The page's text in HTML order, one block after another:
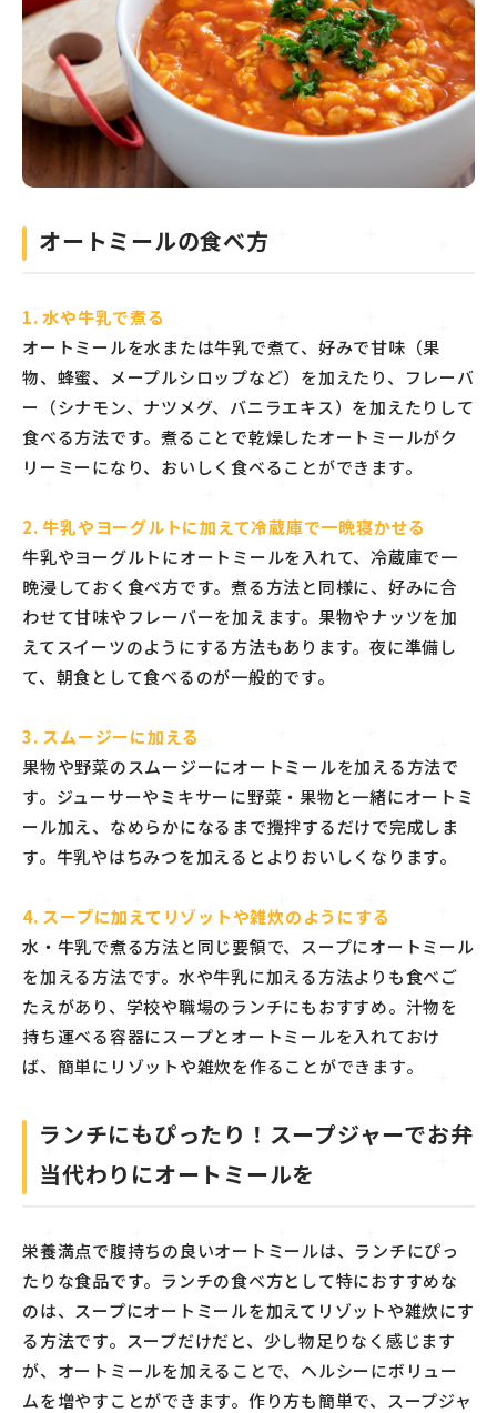
オートミールの食べ方
1. 水や牛乳で煮る
オートミールを水または牛乳で煮て、好みで甘味（果
物、蜂蜜、メープルシロップなど）を加えたり、フレーバ
ー（シナモン、ナツメグ、バニラエキス）を加えたりして
食べる方法です。煮ることで乾燥したオートミールがク
リーミーになり、おいしく食べることができます。
2. 牛乳やヨーグルトに加えて冷蔵庫で一晩寝かせる
牛乳やヨーグルトにオートミールを入れて、冷蔵庫で一
晩浸しておく食べ方です。煮る方法と同様に、好みに合
わせて甘味やフレーバーを加えます。果物やナッツを加
えてスイーツのようにする方法もあります。夜に準備し
て、朝食として食べるのが一般的です。
3. スムージーに加える
果物や野菜のスムージーにオートミールを加える方法で
す。ジューサーやミキサーに野菜・果物と一緒にオートミ
ール加え、なめらかになるまで攪拌するだけで完成しま
す。牛乳やはちみつを加えるとよりおいしくなります。
4. スープに加えてリゾットや雑炊のようにする
水・牛乳で煮る方法と同じ要領で、スープにオートミール
を加える方法です。水や牛乳に加える方法よりも食べご
たえがあり、学校や職場のランチにもおすすめ。汁物を
持ち運べる容器にスープとオートミールを入れておけ
ば、簡単にリゾットや雑炊を作ることができます。
ランチにもぴったり！スープジャーでお弁
当代わりにオートミールを
栄養満点で腹持ちの良いオートミールは、ランチにぴっ
たりな食品です。ランチの食べ方として特におすすめな
のは、スープにオートミールを加えてリゾットや雑炊にす
る方法です。スープだけだと、少し物足りなく感じます
が、オートミールを加えることで、ヘルシーにボリュー
ムを増やすことができます。作り方も簡単で、スープジャ